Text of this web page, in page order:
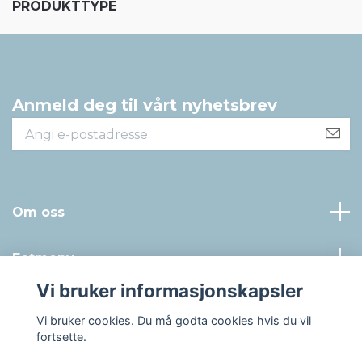
PRODUKTTYPE
Anmeld deg til vårt nyhetsbrev
Om oss
Fotmeny
Vi bruker informasjonskapsler
Vi bruker cookies. Du må godta cookies hvis du vil
fortsette.